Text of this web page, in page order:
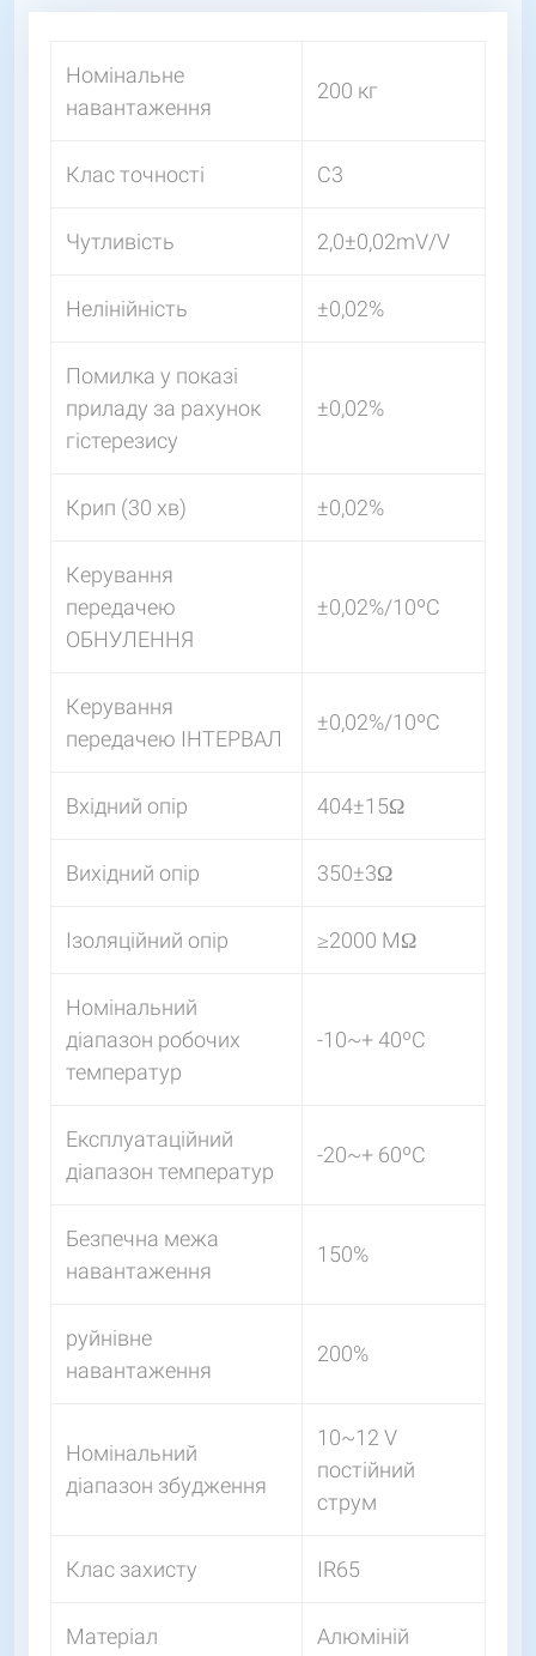
Номінальне
навантаження
200 кг
Клас точності С3
Чутливість 2,0±0,02mV/V
Нелінійність ±0,02%
Помилка у показі
приладу за рахунок
гістерезису
±0,02%
Крип (30 хв) ±0,02%
Керування
передачею
ОБНУЛЕННЯ
±0,02%/10ºС
Керування
передачею ІНТЕРВАЛ
±0,02%/10ºС
Вхідний опір 404±15Ω
Вихідний опір 350±3Ω
Ізоляційний опір ≥2000 МΩ
Номінальний
діапазон робочих
температур
-10~+ 40ºС
Експлуатаційний
діапазон температур
-20~+ 60ºС
Безпечна межа
навантаження
150%
руйнівне
навантаження
200%
Номінальний
діапазон збудження
10~12 V
постійний
струм
Клас захисту IR65
Матеріал Алюміній